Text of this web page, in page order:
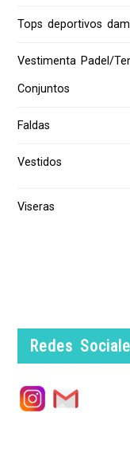
Tops deportivos
Vestimenta Padel/
Conjuntos
Faldas
Vestidos
Viseras
Redes